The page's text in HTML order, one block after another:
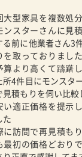
大型家具を複数処
ンスターさんに見
る前に他業者さん3
を取っておりまし
算より高くて躊躇
所4件目にモンスタ
見積もりを伺い比
い適正価格を提示
た
に訪問で再見積も
最初の価格どおり